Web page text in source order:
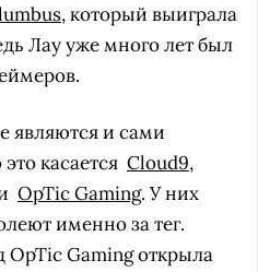
, который выиграла
Лау уже много лет был
являются и сами
касается Cloud9,
OpTic Gaming. У них
именно за тег.
OpTic Gaming открыла